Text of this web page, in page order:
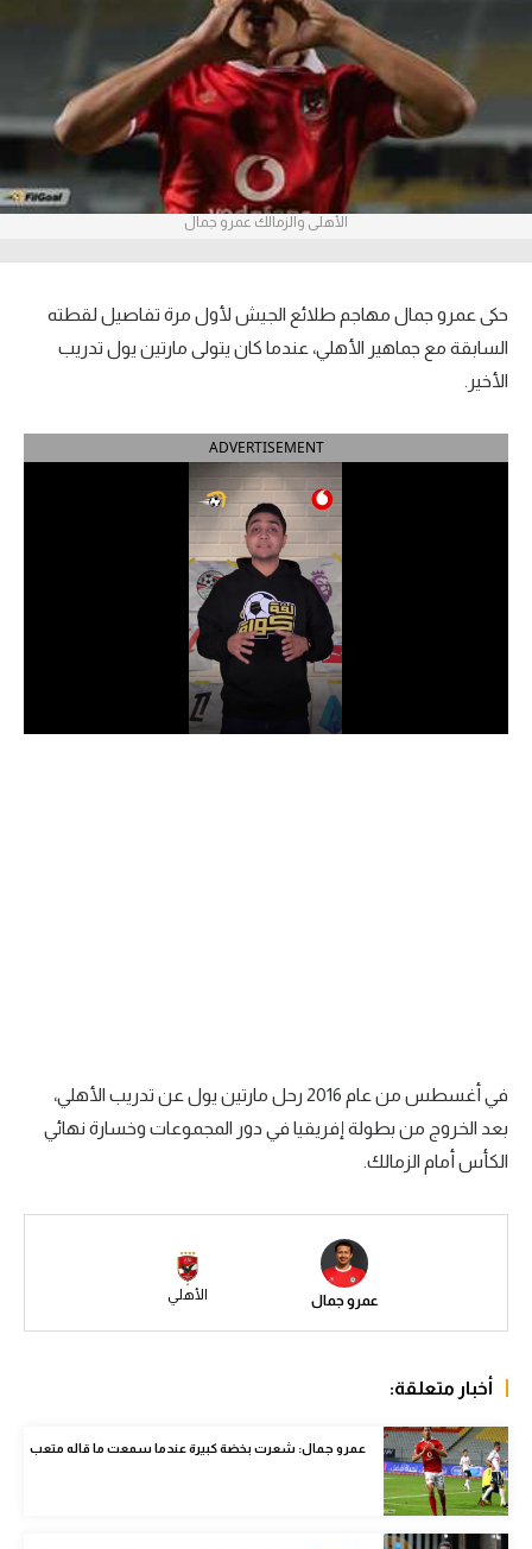
ركن الألعاب
الدوري الإنجليزي الممتاز
الدوري الإسباني
الدوري السعودي للمحترفين
دوري أبطال إفريقيا
سعودي في الجول
الدوري الإنجليزي
رياضات أخرى
أمم إفريقيا
كرة السلة الأمريكية
كرة سلة
الأهلى والزمالك عمرو جمال
حكى عمرو جمال مهاجم طلائع الجيش لأول مرة تفاصيل لقطته
السابقة مع جماهير الأهلي، عندما كان يتولى مارتين يول تدريب
الأخير.
ADVERTISEMENT
في أغسطس من عام 2016 رحل مارتين يول عن تدريب الأهلي،
بعد الخروج من بطولة إفريقيا في دور المجموعات وخسارة نهائي
الكأس أمام الزمالك.
عمرو جمال الأهلي
أخبار متعلقة:
عمرو جمال: شعرت بخضة كبيرة عندما سمعت ما قاله متعب